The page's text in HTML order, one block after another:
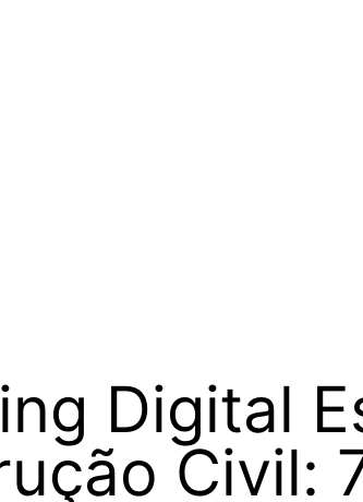
Digital
Civil: